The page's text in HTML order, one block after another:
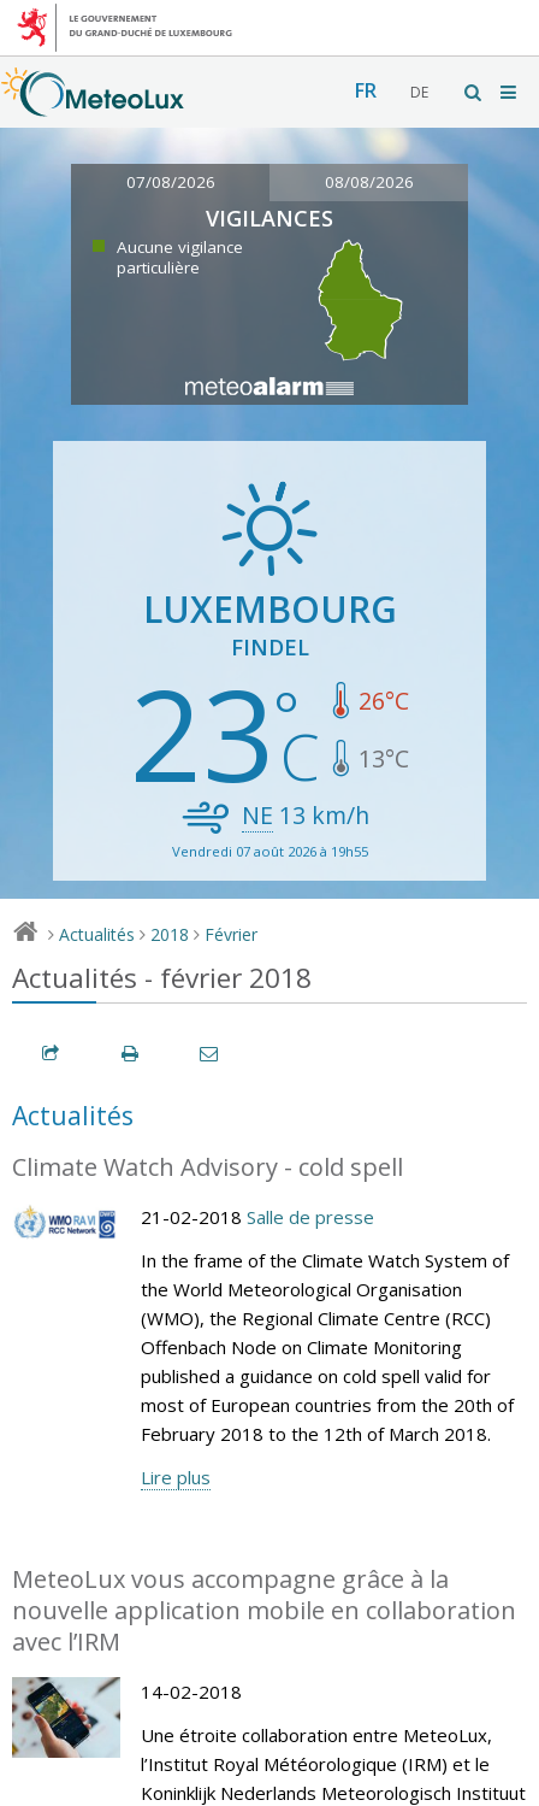
FR DE
07/08/2026 08/08/2026
VIGILANCES
Aucune vigilance
particulière
LUXEMBOURG
FINDEL
23 26°C
13°C
NE 13 km/h
Vendredi 07 août 2026 à 19h55
> Actualités > 2018 > Février
Actualités - février 2018
Actualités
Climate Watch Advisory - cold spell
21-02-2018 Salle de presse
In the frame of the Climate Watch System of
the World Meteorological Organisation
(WMO), the Regional Climate Centre (RCC)
Offenbach Node on Climate Monitoring
published a guidance on cold spell valid for
most of European countries from the 20th of
February 2018 to the 12th of March 2018.
Lire plus
MeteoLux vous accompagne grâce à la
nouvelle application mobile en collaboration
avec l’IRM
14-02-2018
Une étroite collaboration entre MeteoLux,
l’Institut Royal Météorologique (IRM) et le
Koninklijk Nederlands Meteorologisch Instituut